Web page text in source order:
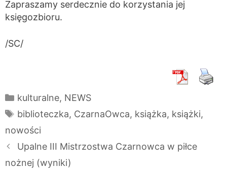
Zapraszamy serdecznie do korzystania jej
księgozbioru.
/SC/
Kategorie
kulturalne, NEWS
Tagi
biblioteczka, CzarnaOwca, książka, książki,
nowości
Upalne III Mistrzostwa Czarnowca w piłce
nożnej (wyniki)